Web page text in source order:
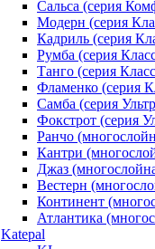
Сальса (серия
Модерн (серия
Кадриль (серия
Румба (серия
Танго (серия
Фламенко (серия
Самба (серия
Фокстрот (серия
Ранчо
Кантри
Джаз
Вестерн
Континент
Атлантика
Katepal